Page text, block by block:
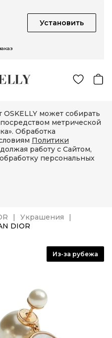
Установить
может собирать
метрической
Обработка
Политики
работу с Сайтом,
персональных
Украшения
DIOR
Из-за рубежа